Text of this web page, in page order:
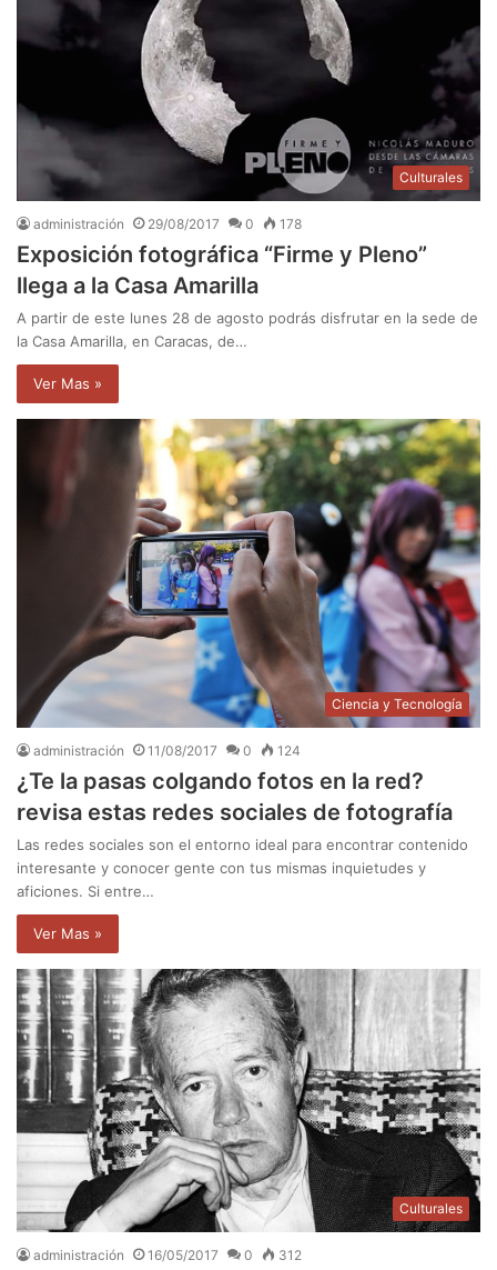
Culturales
administración 29/08/2017 0 178
Exposición fotográfica “Firme y Pleno”
llega a la Casa Amarilla
A partir de este lunes 28 de agosto podrás disfrutar en la sede de
la Casa Amarilla, en Caracas, de…
Ver Mas »
Ciencia y Tecnología
administración 11/08/2017 0 124
¿Te la pasas colgando fotos en la red?
revisa estas redes sociales de fotografía
Las redes sociales son el entorno ideal para encontrar contenido
interesante y conocer gente con tus mismas inquietudes y
aficiones. Si entre…
Ver Mas »
Culturales
administración 16/05/2017 0 312